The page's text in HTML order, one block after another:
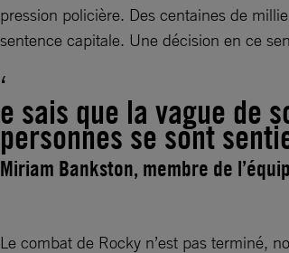
pression policière. Des centaines de
sentence capitale. Une décision en ce
e sais que la vague de
personnes se sont
Miriam Bankston, membre de
Le combat de Rocky n’est pas terminé,